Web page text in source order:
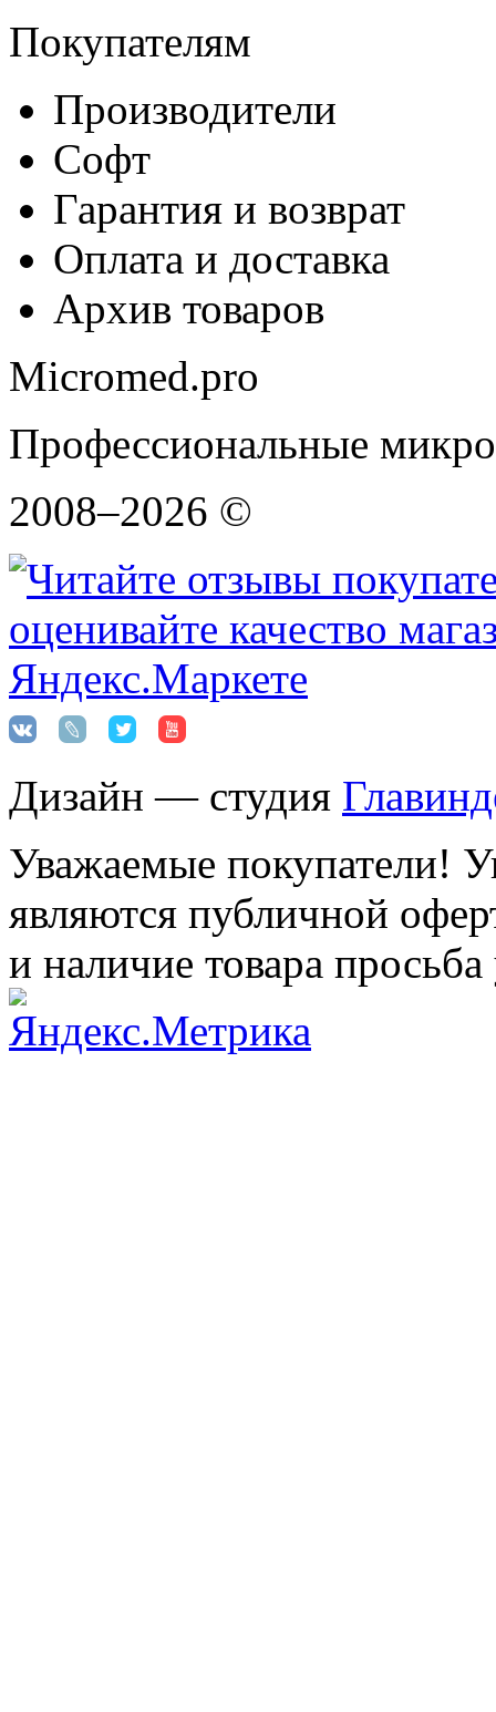
Покупателям
Производители
Софт
Гарантия и возврат
Оплата и доставка
Архив товаров
Micromed.pro
Профессиональные
2008–2026 ©
Дизайн — студия
Уважаемые покупатели!
являются публичной
и наличие товара